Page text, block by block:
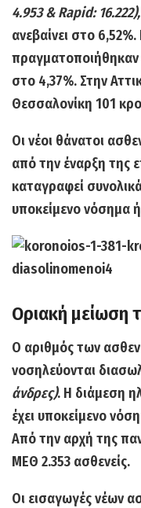
4.953 & Rapid: 16.222),
ανεβαίνει στο 6,52%.
πραγματοποιήθηκαν
στο 4,37%. Στην
Θεσσαλονίκη 101
Οι νέοι θάνατοι
από την έναρξη της
καταγραφεί
υποκείμενο νόσημα
Οριακή μείωση
Ο αριθμός των
νοσηλεύονται
άνδρες). Η διάμεση
έχει υποκείμενο
Από την αρχή της
ΜΕΘ 2.353 ασθενείς.
Οι εισαγωγές νέων